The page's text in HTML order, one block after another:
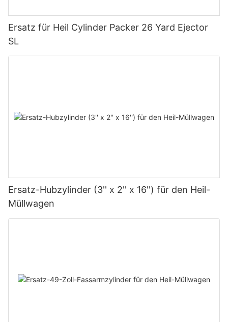
Ersatz für Heil Cylinder Packer 26 Yard Ejector
SL
Ersatz-Hubzylinder (3'' x 2'' x 16'') für den Heil-
Müllwagen